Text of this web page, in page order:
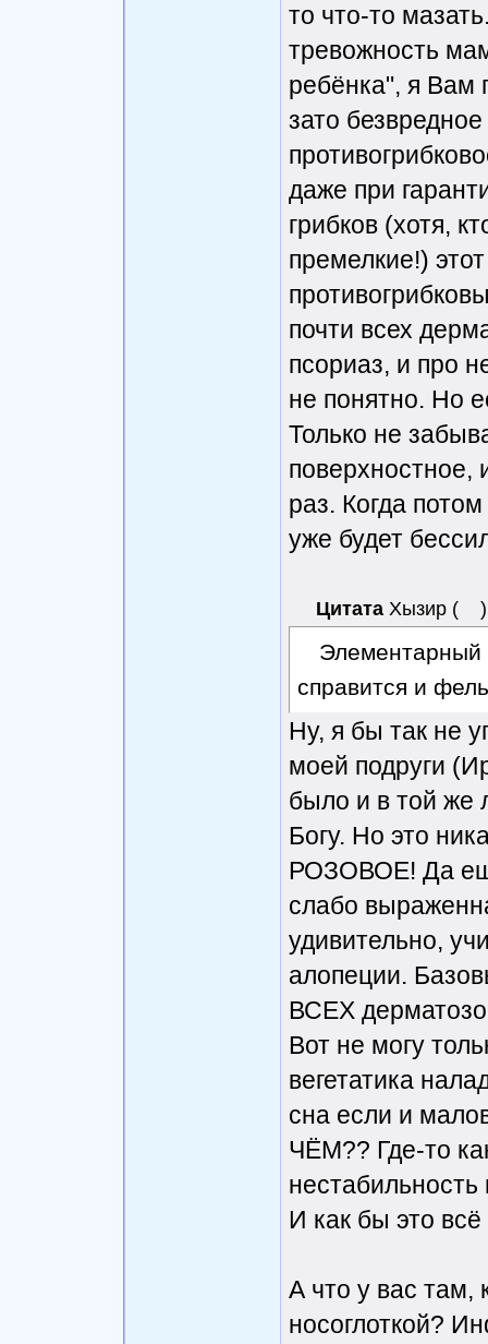
то что-то
тревожность
ребёнка", я Вам
зато
даже при
грибков (хотя,
премелкие!)
почти всех
псориаз, и про
не понятно. Но
Только не
поверхностное,
раз. Когда
уже будет
Цитата Хызир ( )
Элементарный
справится и
Ну, я бы так не
моей подруги
было и в той же
Богу. Но это
РОЗОВОЕ! Да
слабо
удивительно,
алопеции.
ВСЕХ
Вот не могу
вегетатика
сна если и
ЧЁМ?? Где-то
нестабильность
И как бы это
А что у вас там,
носоглоткой?